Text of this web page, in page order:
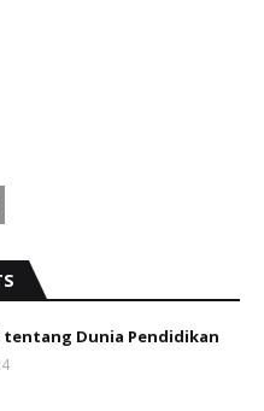
Dunia Pendidikan